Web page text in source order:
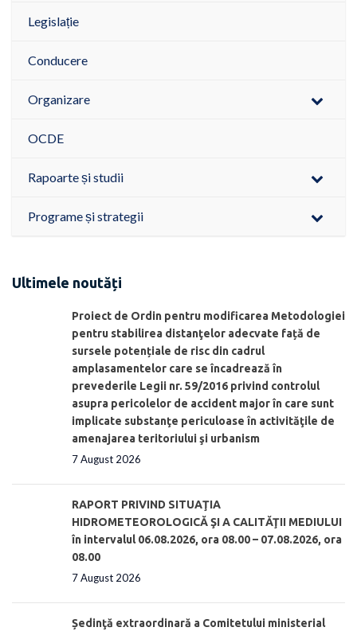
Legislație
Conducere
Organizare
OCDE
Rapoarte și studii
Programe și strategii
Ultimele noutăți
Proiect de Ordin pentru modificarea Metodologiei
pentru stabilirea distanţelor adecvate față de
sursele potențiale de risc din cadrul
amplasamentelor care se încadrează în
prevederile Legii nr. 59/2016 privind controlul
asupra pericolelor de accident major în care sunt
implicate substanţe periculoase în activităţile de
amenajarea teritoriului şi urbanism
7 August 2026
RAPORT PRIVIND SITUAŢIA
HIDROMETEOROLOGICĂ ŞI A CALITĂŢII MEDIULUI
în intervalul 06.08.2026, ora 08.00 – 07.08.2026, ora
08.00
7 August 2026
Ședinţă extraordinară a Comitetului ministerial